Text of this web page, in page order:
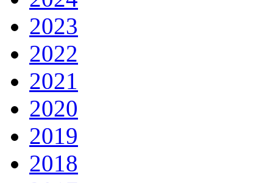
2023
2022
2021
2020
2019
2018